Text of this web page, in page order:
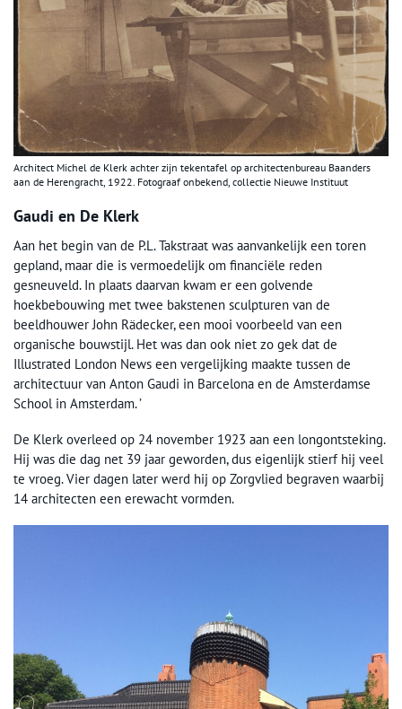
Architect Michel de Klerk achter zijn tekentafel op architectenbureau Baanders
aan de Herengracht, 1922. Fotograaf onbekend, collectie Nieuwe Instituut
Gaudi en De Klerk
Aan het begin van de P.L. Takstraat was aanvankelijk een toren
gepland, maar die is vermoedelijk om financiële reden
gesneuveld. In plaats daarvan kwam er een golvende
hoekbebouwing met twee bakstenen sculpturen van de
beeldhouwer John Rädecker, een mooi voorbeeld van een
organische bouwstijl. Het was dan ook niet zo gek dat de
Illustrated London News een vergelijking maakte tussen de
architectuur van Anton Gaudi in Barcelona en de Amsterdamse
School in Amsterdam. ’
De Klerk overleed op 24 november 1923 aan een longontsteking.
Hij was die dag net 39 jaar geworden, dus eigenlijk stierf hij veel
te vroeg. Vier dagen later werd hij op Zorgvlied begraven waarbij
14 architecten een erewacht vormden.